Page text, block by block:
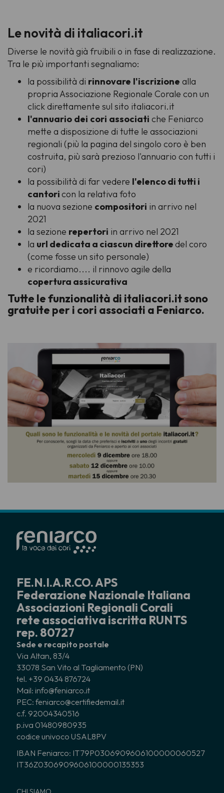
Le novità di italiacori.it
Diverse le novità già fruibili o in fase di realizzazione.
Tra le più importanti segnaliamo:
la possibilità di rinnovare l'iscrizione alla
propria Associazione Regionale Corale con un
click direttamente sul sito italiacori.it
l'annuario dei cori associati che Feniarco
mette a disposizione di tutte le associazioni
regionali (più la pagina del singolo coro è ben
costruita, più sarà prezioso l'annuario con tutti i
cori)
la possibilità di far vedere l'elenco di tutti i
cantoricon la relativa foto
la nuova sezione compositori in arrivo nel
2021
la sezione repertori in arrivo nel 2021
la url dedicata a ciascun direttoredel coro
(come fosse un sito personale)
e ricordiamo.... il rinnovo agile della
copertura assicurativa
Tutte le funzionalità di italiacori.it sono
gratuite per i cori associati a Feniarco.
FE.N.I.A.R.CO. APS
Federazione Nazionale Italiana
Associazioni Regionali Corali
rete associativa iscritta RUNTS
rep. 80727
Sede e recapito postale
Via Altan, 83/4
33078 San Vito al Tagliamento (PN)
tel. +39 0434 876724
Mail: info@feniarco.it
PEC: feniarco@certifiedemail.it
c.f. 92004340516
p.iva 01480980935
codice univoco USAL8PV
IBAN Feniarco: IT79P0306909606100000060527
IT36Z0306909606100000135353